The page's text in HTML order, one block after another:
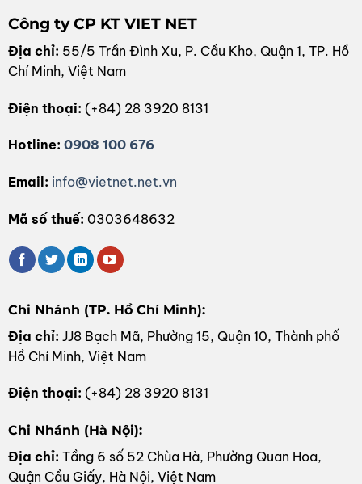
Công ty CP KT VIET NET
Địa chỉ: 55/5 Trần Đình Xu, P. Cầu Kho, Quận 1, TP. Hồ
Chí Minh, Việt Nam
Điện thoại: (+84) 28 3920 8131
Hotline: 0908 100 676
Email: info@vietnet.net.vn
Mã số thuế: 0303648632
Chi Nhánh (TP. Hồ Chí Minh):
Địa chỉ: JJ8 Bạch Mã, Phường 15, Quận 10, Thành phố
Hồ Chí Minh, Việt Nam
Điện thoại: (+84) 28 3920 8131
Chi Nhánh (Hà Nội):
Địa chỉ: Tầng 6 số 52 Chùa Hà, Phường Quan Hoa,
Quận Cầu Giấy, Hà Nội, Việt Nam